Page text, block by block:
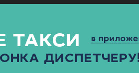
КУЛЬТУРАПОСЕЛЕНИЯ ГЛАВНАЯ